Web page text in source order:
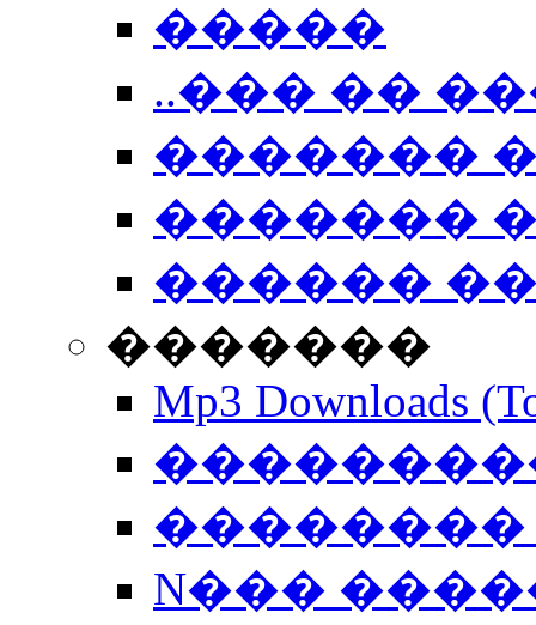
�����
..��� ��
�������
�������
������
�������
Mp3 Downloads
��������
N���